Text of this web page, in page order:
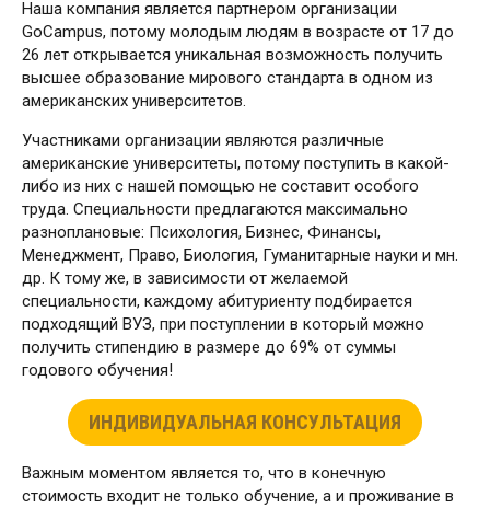
Наша компания является партнером организации
GoCampus, потому молодым людям в возрасте от 17 до
26 лет открывается уникальная возможность получить
высшее образование мирового стандарта в одном из
американских университетов.
Участниками организации являются различные
американские университеты, потому поступить в какой-
либо из них с нашей помощью не составит особого
труда. Специальности предлагаются максимально
разноплановые: Психология, Бизнес, Финансы,
Менеджмент, Право, Биология, Гуманитарные науки и мн.
др. К тому же, в зависимости от желаемой
специальности, каждому абитуриенту подбирается
подходящий ВУЗ, при поступлении в который можно
получить стипендию в размере до 69% от суммы
годового обучения!
ИНДИВИДУАЛЬНАЯ КОНСУЛЬТАЦИЯ
Важным моментом является то, что в конечную
стоимость входит не только обучение, а и проживание в